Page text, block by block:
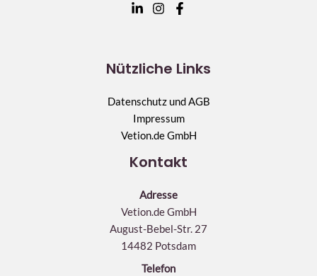
Nützliche Links
Datenschutz und AGB
Impressum
Vetion.de GmbH
Kontakt
Adresse
Vetion.de GmbH
August-Bebel-Str. 27
14482 Potsdam
Telefon